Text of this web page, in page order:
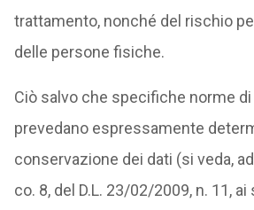
trattamento, nonché del rischio
delle persone fisiche.
Ciò salvo che specifiche norme
prevedano espressamente
conservazione dei dati (si veda,
co. 8, del D.L. 23/02/2009, n. 11,